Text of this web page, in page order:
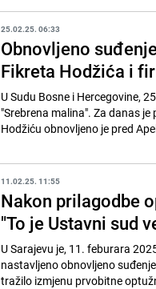
25.02.25. 06:33
Obnovljeno
Fikreta Hodžića i
U Sudu Bosne i Hercegovine,
"Srebrena malina". Za danas
Hodžiću obnovljeno je pred
11.02.25. 11:55
Nakon prilagodbe
"To je Ustavni sud
U Sarajevu je, 11. feburara
nastavljeno obnovljeno
tražilo izmjenu prvobitne